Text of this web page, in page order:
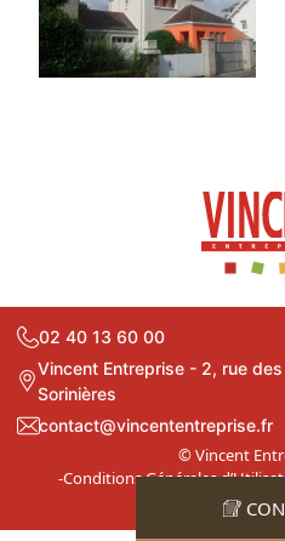
02 40 13 60 00
Vincent Entreprise - 2, rue
Sorinières
contact@vincententreprise.fr
© Vincent
-Conditions Générales
Plan